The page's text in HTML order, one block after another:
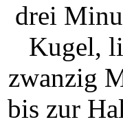
drei
Kugel,
zwanzig
bis zur